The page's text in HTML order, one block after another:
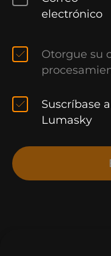
electrónico
Otorgue su
Suscríbase
Lumasky